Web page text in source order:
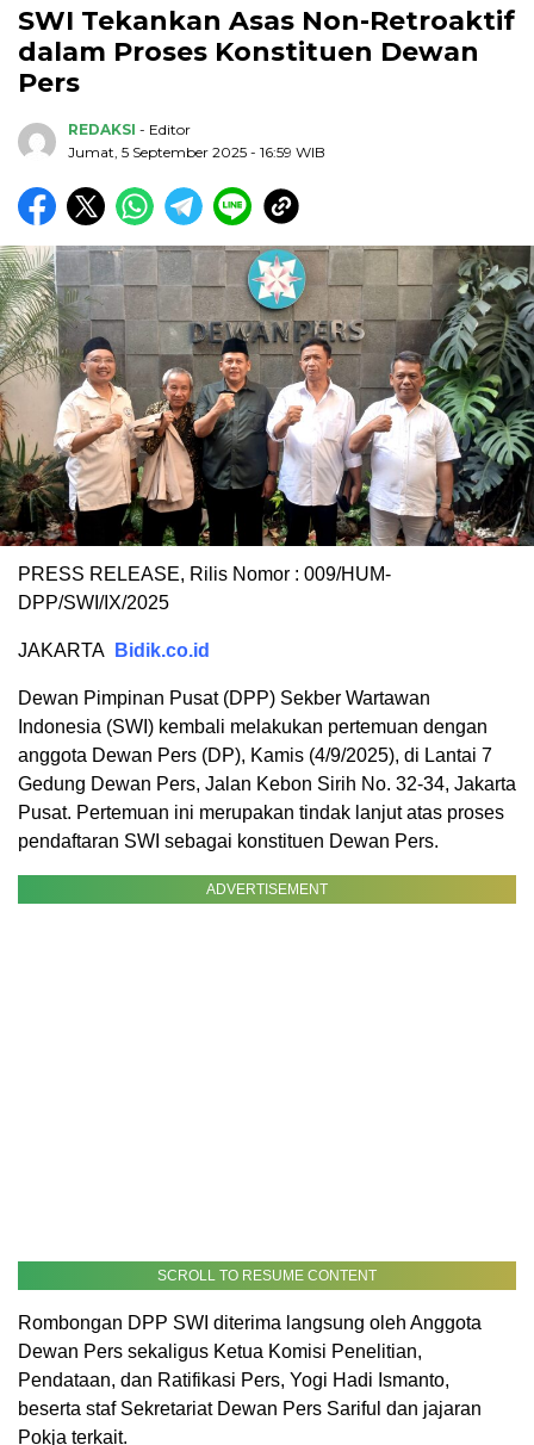
SWI Tekankan Asas Non-Retroaktif
dalam Proses Konstituen Dewan
Pers
REDAKSI - Editor
Jumat, 5 September 2025 - 16:59 WIB
PRESS RELEASE, Rilis Nomor : 009/HUM-
DPP/SWI/IX/2025
JAKARTA Bidik.co.id
Dewan Pimpinan Pusat (DPP) Sekber Wartawan
Indonesia (SWI) kembali melakukan pertemuan dengan
anggota Dewan Pers (DP), Kamis (4/9/2025), di Lantai 7
Gedung Dewan Pers, Jalan Kebon Sirih No. 32-34, Jakarta
Pusat. Pertemuan ini merupakan tindak lanjut atas proses
pendaftaran SWI sebagai konstituen Dewan Pers.
ADVERTISEMENT
SCROLL TO RESUME CONTENT
Rombongan DPP SWI diterima langsung oleh Anggota
Dewan Pers sekaligus Ketua Komisi Penelitian,
Pendataan, dan Ratifikasi Pers, Yogi Hadi Ismanto,
beserta staf Sekretariat Dewan Pers Sariful dan jajaran
Pokja terkait.